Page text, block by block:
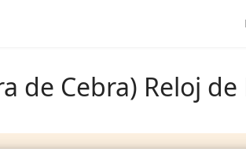
de Cebra) Reloj